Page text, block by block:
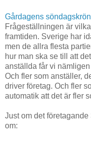
Gårdagens
Frågeställningen är
framtiden. Sverige har
men de allra flesta
hur man ska se till att
anställda får vi
Och fler som anställer,
driver företag. Och fler
automatik att det är fler
Just om det
om: